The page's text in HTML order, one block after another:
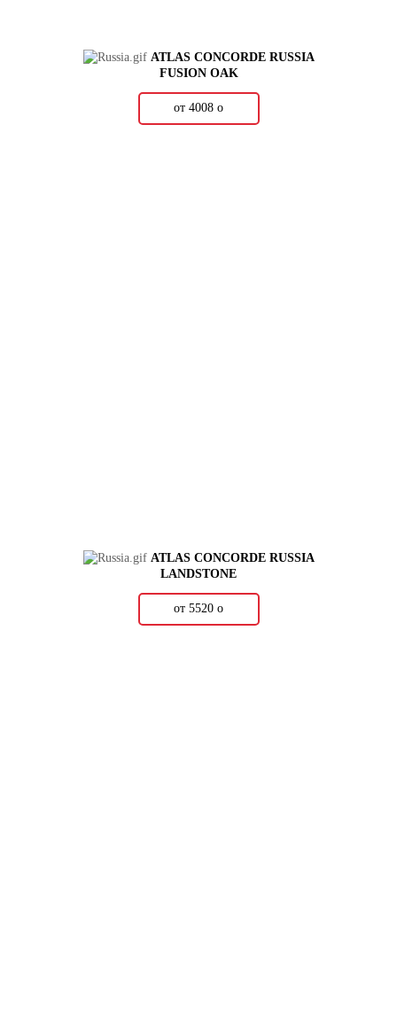
ATLAS CONCORDE RUSSIA
FUSION OAK
от 4008 о
ATLAS CONCORDE RUSSIA
LANDSTONE
от 5520 о